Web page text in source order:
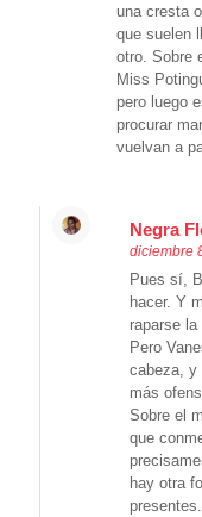
una cresta
que suelen
otro. Sobre
Miss
pero luego
procurar
vuelvan a
Negra
diciembre
Pues sí,
hacer. Y
raparse
Pero
cabeza, y
más
Sobre el
que
hay otra